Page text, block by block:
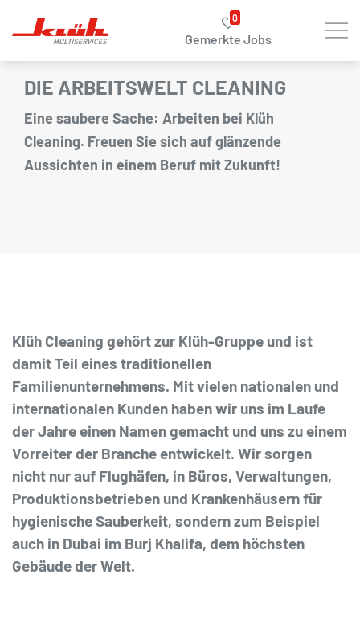
0
Gemerkte Jobs
DIE ARBEITSWELT CLEANING
Eine saubere Sache: Arbeiten bei Klüh
Cleaning. Freuen Sie sich auf glänzende
Aussichten in einem Beruf mit Zukunft!
Klüh Cleaning gehört zur Klüh-Gruppe und ist
damit Teil eines traditionellen
Familienunternehmens. Mit vielen nationalen und
internationalen Kunden haben wir uns im Laufe
der Jahre einen Namen gemacht und uns zu einem
Vorreiter der Branche entwickelt. Wir sorgen
nicht nur auf Flughäfen, in Büros, Verwaltungen,
Produktionsbetrieben und Krankenhäusern für
hygienische Sauberkeit, sondern zum Beispiel
auch in Dubai im Burj Khalifa, dem höchsten
Gebäude der Welt.